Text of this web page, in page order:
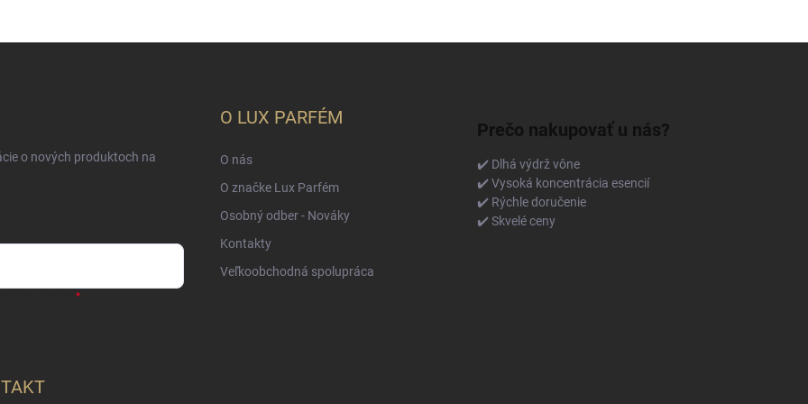
o nových produktoch na
O LUX PARFÉM
O nás
O značke Lux Parfém
Osobný odber - Nováky
Kontakty
Veľkoobchodná spolupráca
Prečo nakupovať u nás?
✔️ Dlhá výdrž vône
✔️ Vysoká koncentrácia esencií
✔️ Rýchle doručenie
✔️ Skvelé ceny